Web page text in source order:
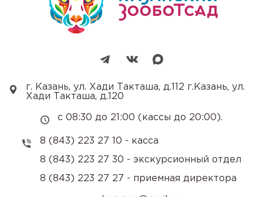
г. Казань, ул. Хади Такташа, д.112 г.Казань, ул.
Хади Такташа, д.120
с 08:30 до 21:00 (кассы до 20:00).
8 (843) 223 27 10 - касса
8 (843) 223 27 30 - экскурсионный отдел
8 (843) 223 27 27 - приемная директора